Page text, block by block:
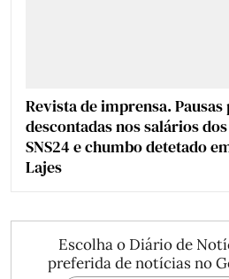
Revista de imprensa.
descontadas nos salários
SNS24 e chumbo detetado
Lajes
Escolha o Diário de
preferida de notícias no